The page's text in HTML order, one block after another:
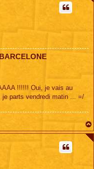
!!!!!! Oui, je vais au
parts vendredi matin ... =/